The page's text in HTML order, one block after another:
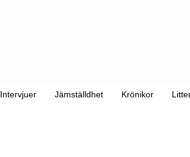
Intervjuer Jämställdhet Krönikor